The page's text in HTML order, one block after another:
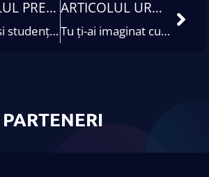
ARTICOLUL PRECEDENT
6 liceeni și studenți din cei aproape 800 înscriși la concursul individual UNbreakable România 2022 au dovedit că sunt cei mai buni
ARTICOLUL URMĂTOR
Tu ți-ai imaginat cum ar putea arăta cariera ta în securitate cibernetică?
PARTENERI